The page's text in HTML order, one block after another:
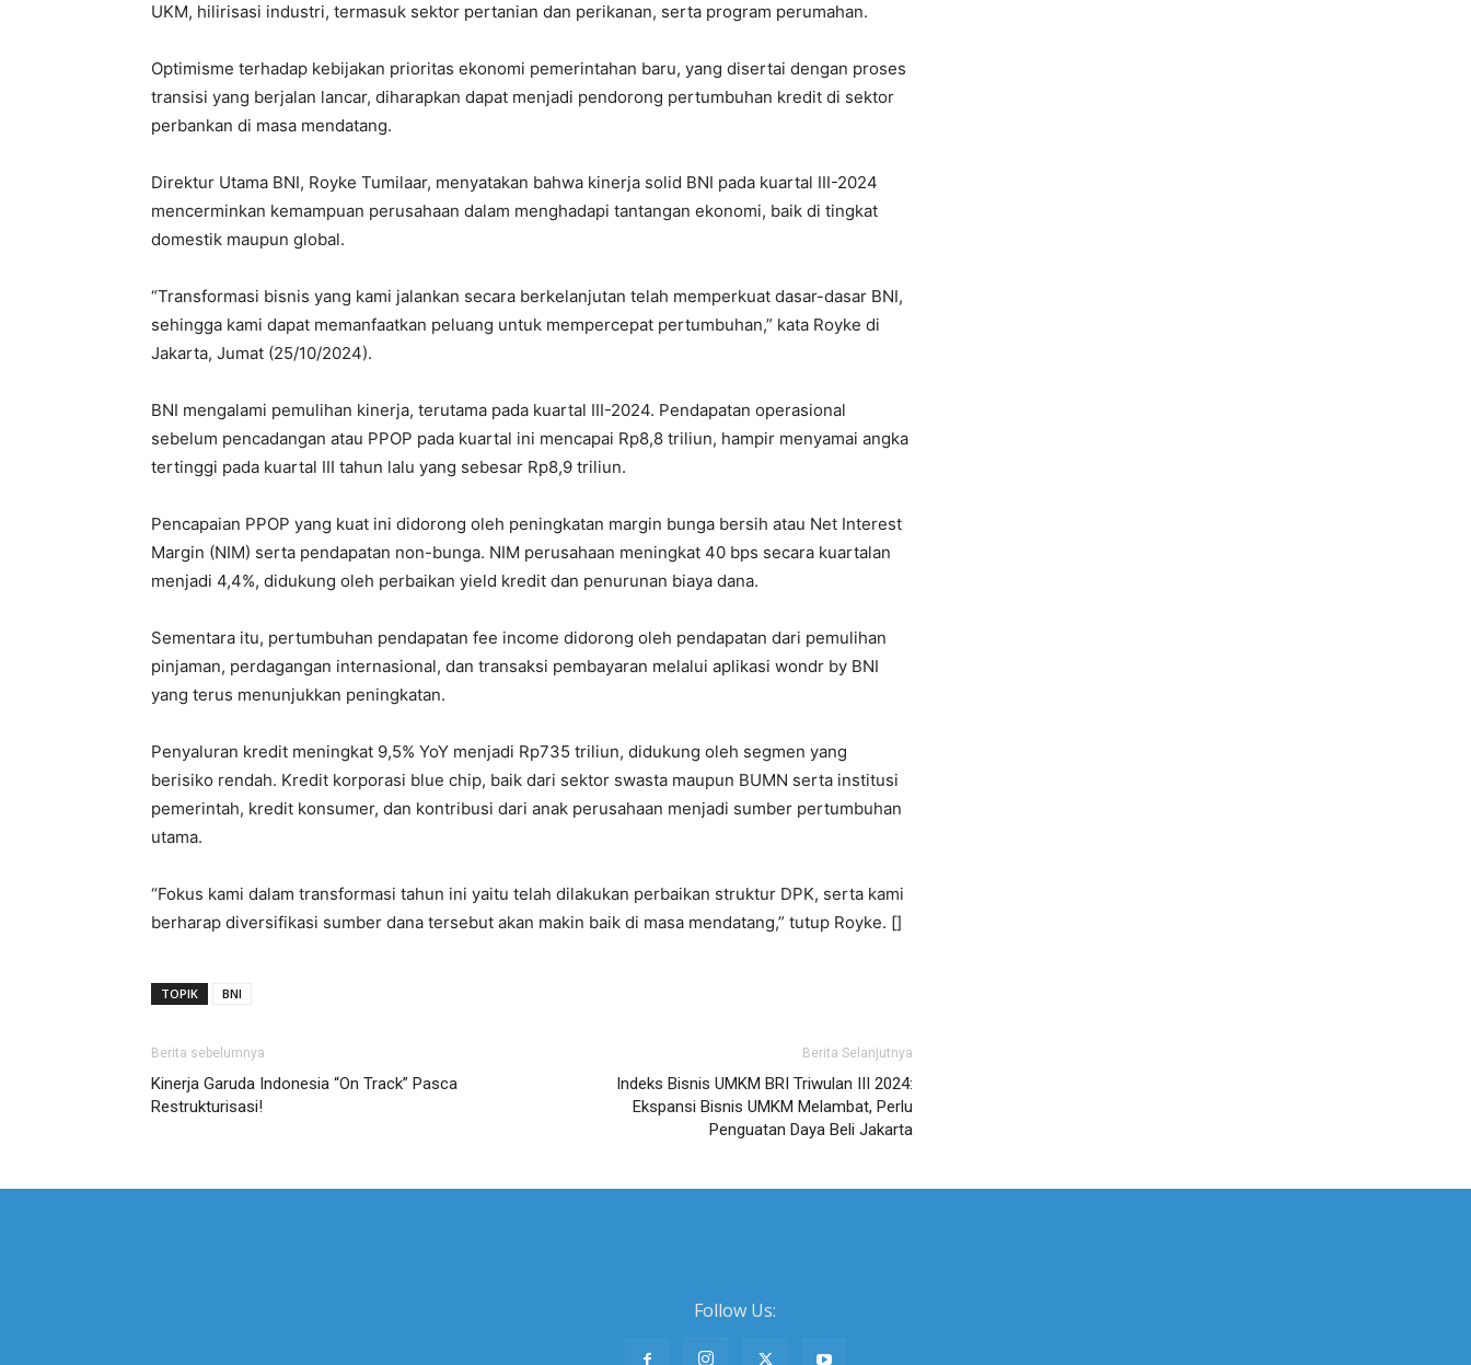
UKM, hilirisasi industri, termasuk sektor pertanian dan perikanan, serta program perumahan.
Optimisme terhadap kebijakan prioritas ekonomi pemerintahan baru, yang disertai dengan proses
transisi yang berjalan lancar, diharapkan dapat menjadi pendorong pertumbuhan kredit di sektor
perbankan di masa mendatang.
Direktur Utama BNI, Royke Tumilaar, menyatakan bahwa kinerja solid BNI pada kuartal III-2024
mencerminkan kemampuan perusahaan dalam menghadapi tantangan ekonomi, baik di tingkat
domestik maupun global.
“Transformasi bisnis yang kami jalankan secara berkelanjutan telah memperkuat dasar-dasar BNI,
sehingga kami dapat memanfaatkan peluang untuk mempercepat pertumbuhan,” kata Royke di
Jakarta, Jumat (25/10/2024).
BNI mengalami pemulihan kinerja, terutama pada kuartal III-2024. Pendapatan operasional
sebelum pencadangan atau PPOP pada kuartal ini mencapai Rp8,8 triliun, hampir menyamai angka
tertinggi pada kuartal III tahun lalu yang sebesar Rp8,9 triliun.
Pencapaian PPOP yang kuat ini didorong oleh peningkatan margin bunga bersih atau Net Interest
Margin (NIM) serta pendapatan non-bunga. NIM perusahaan meningkat 40 bps secara kuartalan
menjadi 4,4%, didukung oleh perbaikan yield kredit dan penurunan biaya dana.
Sementara itu, pertumbuhan pendapatan fee income didorong oleh pendapatan dari pemulihan
pinjaman, perdagangan internasional, dan transaksi pembayaran melalui aplikasi wondr by BNI
yang terus menunjukkan peningkatan.
Penyaluran kredit meningkat 9,5% YoY menjadi Rp735 triliun, didukung oleh segmen yang
berisiko rendah. Kredit korporasi blue chip, baik dari sektor swasta maupun BUMN serta institusi
pemerintah, kredit konsumer, dan kontribusi dari anak perusahaan menjadi sumber pertumbuhan
utama.
“Fokus kami dalam transformasi tahun ini yaitu telah dilakukan perbaikan struktur DPK, serta kami
berharap diversifikasi sumber dana tersebut akan makin baik di masa mendatang,” tutup Royke. []
TOPIK BNI
Berita sebelumnya
Kinerja Garuda Indonesia “On Track” Pasca
Restrukturisasi!
Berita Selanjutnya
Indeks Bisnis UMKM BRI Triwulan III 2024:
Ekspansi Bisnis UMKM Melambat, Perlu
Penguatan Daya Beli Jakarta
Follow Us: